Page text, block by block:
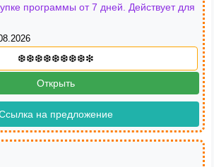
программы от 7 дней. Действует для
Открыть
на предложение